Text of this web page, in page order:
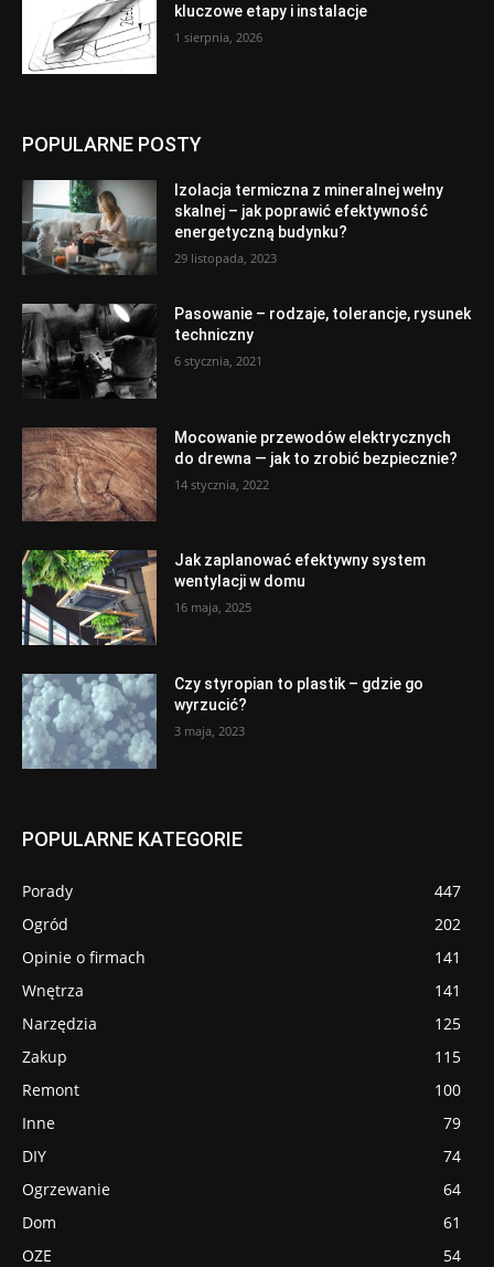
kluczowe etapy i instalacje
1 sierpnia, 2026
POPULARNE POSTY
Izolacja termiczna z mineralnej wełny
skalnej – jak poprawić efektywność
energetyczną budynku?
29 listopada, 2023
Pasowanie – rodzaje, tolerancje, rysunek
techniczny
6 stycznia, 2021
Mocowanie przewodów elektrycznych
do drewna — jak to zrobić bezpiecznie?
14 stycznia, 2022
Jak zaplanować efektywny system
wentylacji w domu
16 maja, 2025
Czy styropian to plastik – gdzie go
wyrzucić?
3 maja, 2023
POPULARNE KATEGORIE
Porady
447
Ogród
202
Opinie o firmach
141
Wnętrza
141
Narzędzia
125
Zakup
115
Remont
100
Inne
79
DIY
74
Ogrzewanie
64
Dom
61
OZE
54